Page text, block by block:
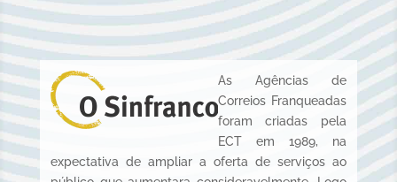
As Agências de
Correios Franqueadas
foram criadas pela
ECT em 1989, na
expectativa de ampliar a oferta de serviços ao